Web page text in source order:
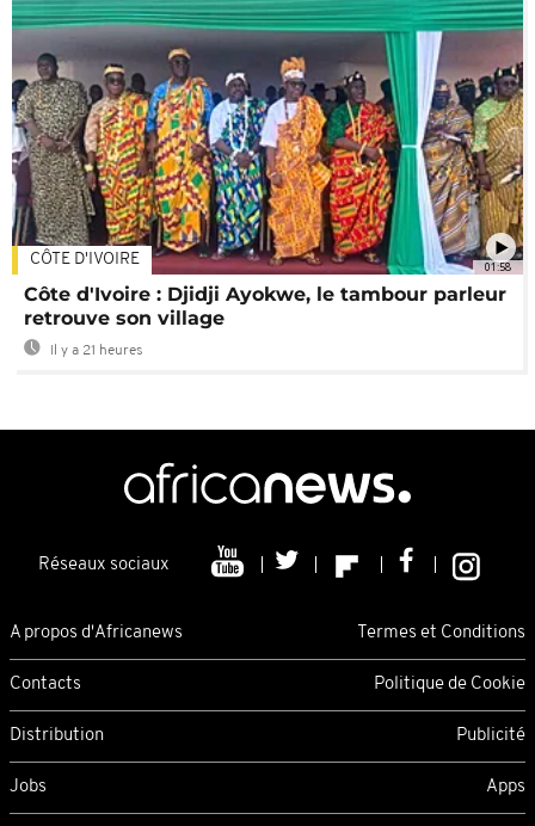
01:58
CÔTE D'IVOIRE
Côte d'Ivoire : Djidji Ayokwe, le tambour parleur
retrouve son village
Il y a 21 heures
Réseaux sociaux
A propos d'Africanews Termes et Conditions
Contacts Politique de Cookie
Distribution Publicité
Jobs Apps